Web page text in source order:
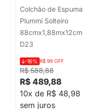
Colchão de Espuma
Plummi Solteiro
88cmx1,88mx12cm
D23
R$ 588,88
-16% R$ 99 OFF
R$ 489,88
10x de R$ 48,98
sem juros